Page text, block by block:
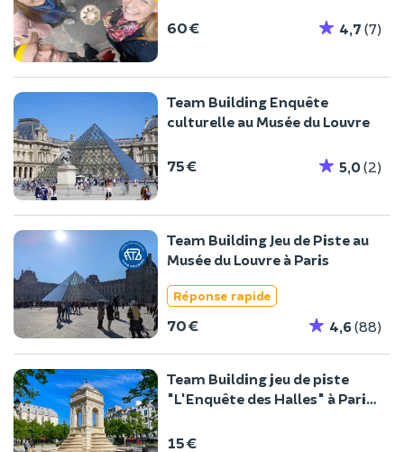
60 € 4,7 (7)
Team Building Enquête
culturelle au Musée du Louvre
75 € 5,0(2)
Team Building Jeu de Piste au
Musée du Louvre à Paris
Réponse rapide
70 € 4,6(88)
Team Building jeu de piste
"L'Enquête des Halles" à Paris
15 €